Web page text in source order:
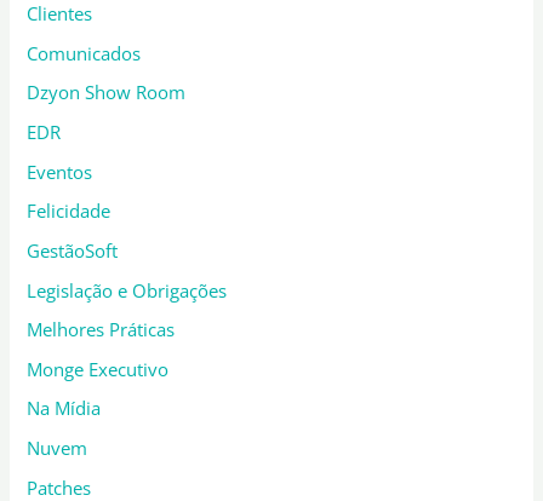
Clientes
Comunicados
Dzyon Show Room
EDR
Eventos
Felicidade
GestãoSoft
Legislação e Obrigações
Melhores Práticas
Monge Executivo
Na Mídia
Nuvem
Patches